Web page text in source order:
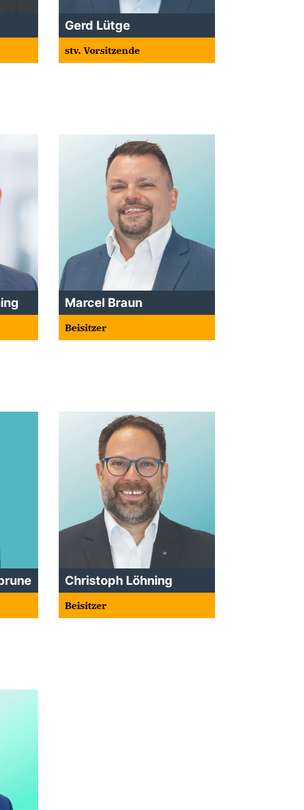
Gerd Lütge
stv. Vorsitzende
Marcel Braun
Beisitzer
Christoph Löhning
Beisitzer